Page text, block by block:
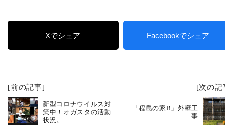
Xでシェア Facebookでシェア
[前の記事]
新型コロナウイルス対
策中！オガスタの活動
状況。
[次の記
「程島の家B」外壁工
事